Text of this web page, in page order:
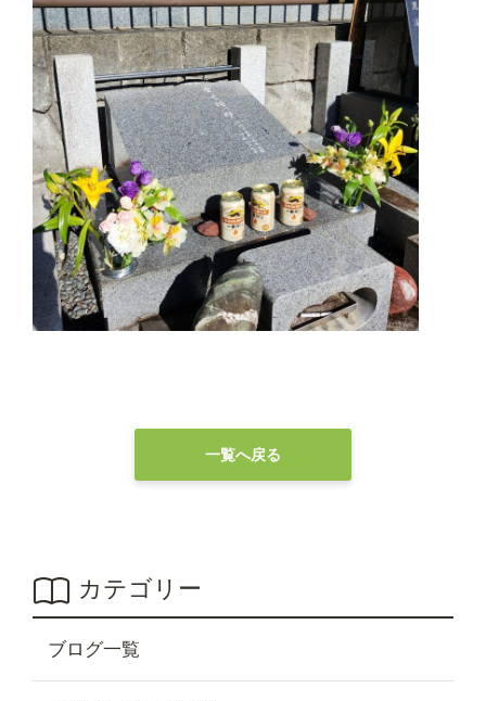
一覧へ戻る
カテゴリー
ブログ一覧